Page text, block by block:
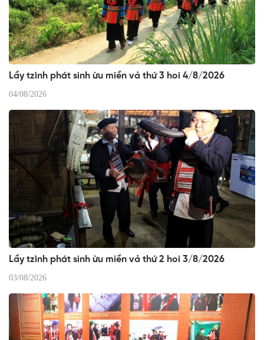
Lầy tzình phát sinh ừu miền vả thứ 3 hoi 4/8/2026
04/08/2026
Lầy tzình phát sinh ừu miền vả thứ 2 hoi 3/8/2026
03/08/2026